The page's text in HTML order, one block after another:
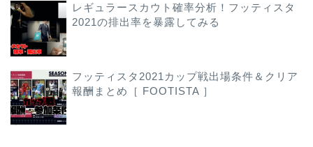
レギュラースカウト確率分析！フッティスタ
2021の排出率を暴露してみる
フッティスタ2021カップ戦出場条件＆クリア
報酬まとめ［ FOOTISTA ］